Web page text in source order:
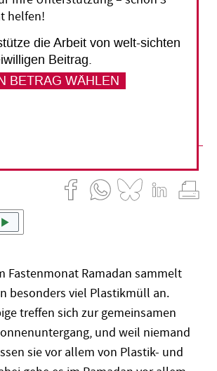
versucht, Muslimen
und eine nachhaltige
Das ist gar nicht so
Fastenmonat Ramadan sammelt
besonders viel Plastikmüll an.
treffen sich zur gemeinsamen
und weil niemand
sie vor allem von Plastik- und
helfen!
die Arbeit von welt-sichten
Beitrag.
BETRAG WÄHLEN